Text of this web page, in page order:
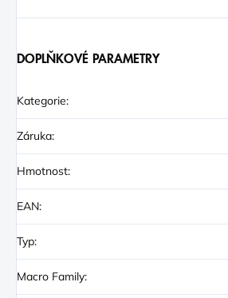
DOPLŇKOVÉ PARAMETRY
Kategorie:
Záruka:
Hmotnost:
EAN:
Typ:
Macro Family: